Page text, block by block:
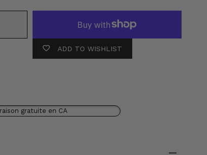
ADD TO WISHLIST
gratuite en CA